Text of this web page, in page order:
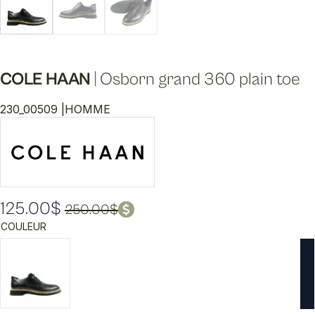
COLE HAAN Osborn grand 360 plain toe
230_00509 | HOMME
250.00$
Le
prix
était :
250.00$.
125.00$
Le
prix
est :
125.00$.
COULEUR